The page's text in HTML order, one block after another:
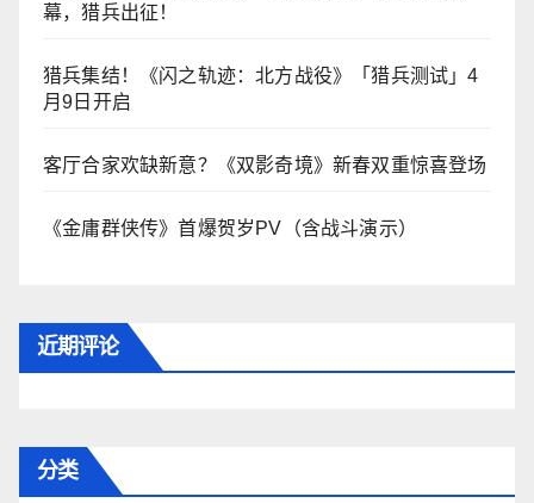
幕，猎兵出征！
猎兵集结！《闪之轨迹：北方战役》「猎兵测试」4
月9日开启
客厅合家欢缺新意？《双影奇境》新春双重惊喜登场
《金庸群侠传》首爆贺岁PV（含战斗演示）
近期评论
分类